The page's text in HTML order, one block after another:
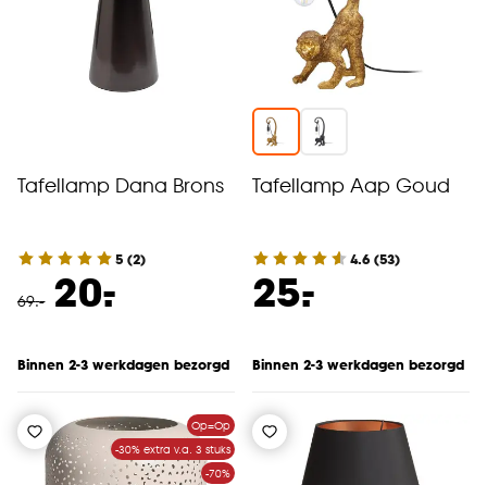
Tafellamp Dana Brons
5 (2)
69.- 20.
-
Binnen 2-3 werkdagen bezorgd
Tafellamp Aap Goud
4.6 (53)
25.
-
Binnen 2-3 werkdagen bezorgd
Op=Op
-30% extra v.a. 3 stuks
-70%